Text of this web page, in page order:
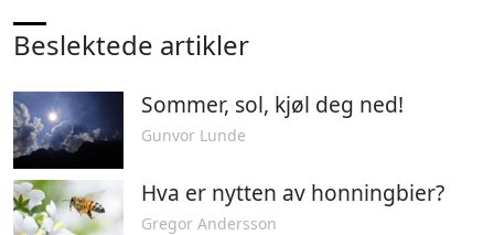
Beslektede artikler
Sommer, sol, kjøl deg ned!
Gunvor Lunde
Hva er nytten av honningbier?
Gregor Andersson